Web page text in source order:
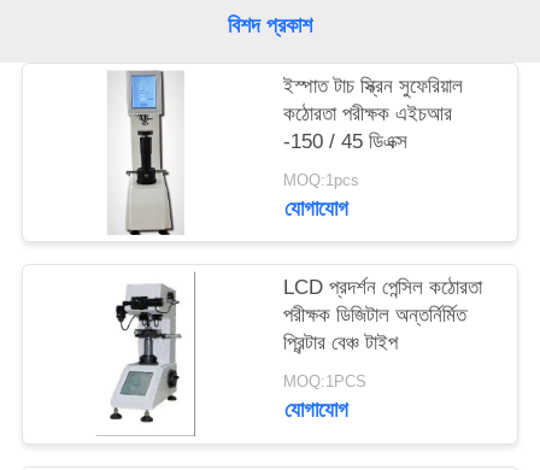
PRIVACY
বিশদ প্রকাশ
ইস্পাত টাচ স্ক্রিন সুফেরিয়াল
কঠোরতা পরীক্ষক এইচআর
-150 / 45 ডিএক্স
MOQ:1pcs
যোগাযোগ
LCD প্রদর্শন পেন্সিল কঠোরতা
পরীক্ষক ডিজিটাল অন্তর্নির্মিত
প্রিন্টার বেঞ্চ টাইপ
MOQ:1PCS
যোগাযোগ